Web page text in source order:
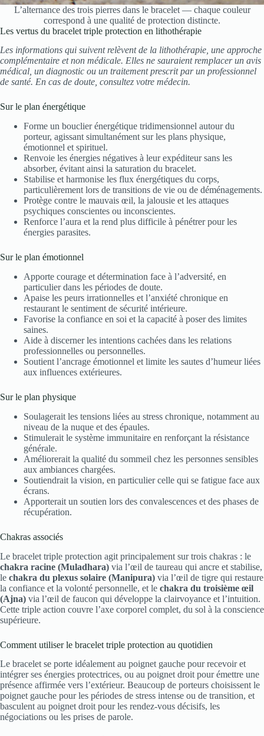
L’alternance des trois pierres dans le bracelet — chaque couleur
correspond à une qualité de protection distincte.
Les vertus du bracelet triple protection en lithothérapie
Les informations qui suivent relèvent de la lithothérapie, une approche
complémentaire et non médicale. Elles ne sauraient remplacer un avis
médical, un diagnostic ou un traitement prescrit par un professionnel
de santé. En cas de doute, consultez votre médecin.
Sur le plan énergétique
Forme un bouclier énergétique tridimensionnel autour du
porteur, agissant simultanément sur les plans physique,
émotionnel et spirituel.
Renvoie les énergies négatives à leur expéditeur sans les
absorber, évitant ainsi la saturation du bracelet.
Stabilise et harmonise les flux énergétiques du corps,
particulièrement lors de transitions de vie ou de déménagements.
Protège contre le mauvais œil, la jalousie et les attaques
psychiques conscientes ou inconscientes.
Renforce l’aura et la rend plus difficile à pénétrer pour les
énergies parasites.
Sur le plan émotionnel
Apporte courage et détermination face à l’adversité, en
particulier dans les périodes de doute.
Apaise les peurs irrationnelles et l’anxiété chronique en
restaurant le sentiment de sécurité intérieure.
Favorise la confiance en soi et la capacité à poser des limites
saines.
Aide à discerner les intentions cachées dans les relations
professionnelles ou personnelles.
Soutient l’ancrage émotionnel et limite les sautes d’humeur liées
aux influences extérieures.
Sur le plan physique
Soulagerait les tensions liées au stress chronique, notamment au
niveau de la nuque et des épaules.
Stimulerait le système immunitaire en renforçant la résistance
générale.
Améliorerait la qualité du sommeil chez les personnes sensibles
aux ambiances chargées.
Soutiendrait la vision, en particulier celle qui se fatigue face aux
écrans.
Apporterait un soutien lors des convalescences et des phases de
récupération.
Chakras associés
Le bracelet triple protection agit principalement sur trois chakras : le
chakra racine (Muladhara) via l’œil de taureau qui ancre et stabilise,
le chakra du plexus solaire (Manipura) via l’œil de tigre qui restaure
la confiance et la volonté personnelle, et le chakra du troisième œil
(Ajna) via l’œil de faucon qui développe la clairvoyance et l’intuition.
Cette triple action couvre l’axe corporel complet, du sol à la conscience
supérieure.
Comment utiliser le bracelet triple protection au quotidien
Le bracelet se porte idéalement au poignet gauche pour recevoir et
intégrer ses énergies protectrices, ou au poignet droit pour émettre une
présence affirmée vers l’extérieur. Beaucoup de porteurs choisissent le
poignet gauche pour les périodes de stress intense ou de transition, et
basculent au poignet droit pour les rendez-vous décisifs, les
négociations ou les prises de parole.